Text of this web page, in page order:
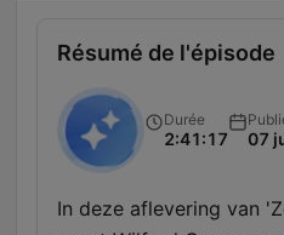
Résumé de l'épisode
Durée
2:41:17 07
In deze aflevering van